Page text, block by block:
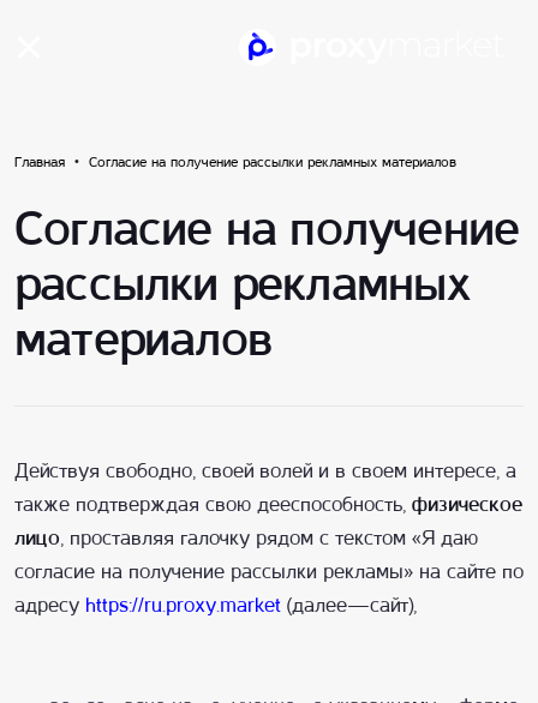
Главная Согласие на получение рассылки рекламных материалов
Согласие на получение
рассылки рекламных
материалов
Действуя свободно, своей волей и в своем интересе, а
также подтверждая свою дееспособность, физическое
лицо, проставляя галочку рядом с текстом «Я даю
согласие на получение рассылки рекламы» на сайте по
адресу https://ru.proxy.market (далее—сайт),